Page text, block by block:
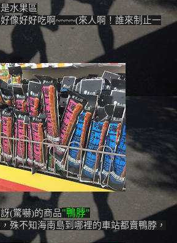
水果區
像好好吃啊~~~~(來人啊！誰來制止一
(驚嚇)的商品"鴨脖"
殊不知海南島到哪裡的車站都賣鴨脖，